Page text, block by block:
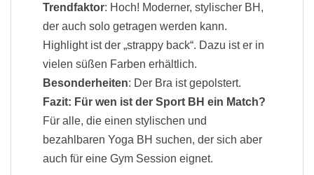
Trendfaktor: Hoch! Moderner, stylischer BH,
der auch solo getragen werden kann.
Highlight ist der „strappy back“. Dazu ist er in
vielen süßen Farben erhältlich.
Besonderheiten: Der Bra ist gepolstert.
Fazit: Für wen ist der Sport BH ein Match?
Für alle, die einen stylischen und
bezahlbaren Yoga BH suchen, der sich aber
auch für eine Gym Session eignet.